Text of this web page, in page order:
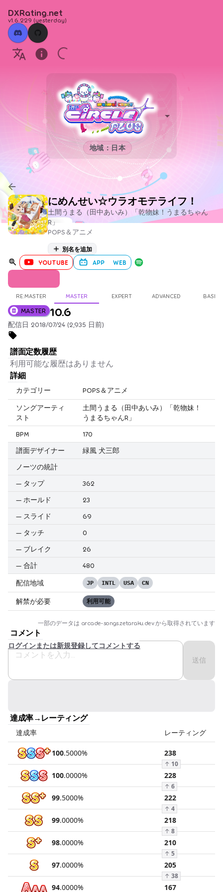
DXRating.net
v1.6.229 (yesterday)
地域：日本
にめんせい☆ウラオモテライフ！
土間うまる（田中あいみ）「乾物妹！うまるちゃん
R」
POPS＆アニメ
別名を追加
YOUTUBE APP WEB
RE:MASTER MASTER EXPERT ADVANCED BASIC
MASTER 10.6
配信日 2018/07/24 (2,935 日前)
譜面定数履歴
利用可能な履歴はありません
詳細
カテゴリー POPS＆アニメ
ソングアーティ
スト
土間うまる（田中あいみ）「乾物妹！
うまるちゃんR」
BPM
170
譜面デザイナー
緑風 犬三郎
ノーツの統計
— タップ
362
— ホールド
23
— スライド
69
— タッチ
0
— ブレイク
26
— 合計 480
配信地域 JP INTL USA CN
解禁が必要 利用可能
一部のデータは arcade-songs.zetaraku.devから取得されています
コメント
送信
ログインまたは新規登録してコメントする
達成率→レーティング
達成率 レーティング
100.5000% 238
↑ 10
100.0000% 228
↑ 6
99.5000% 222
↑ 4
99.0000% 218
↑ 8
98.0000% 210
↑ 5
97.0000% 205
↑ 38
94.0000% 167